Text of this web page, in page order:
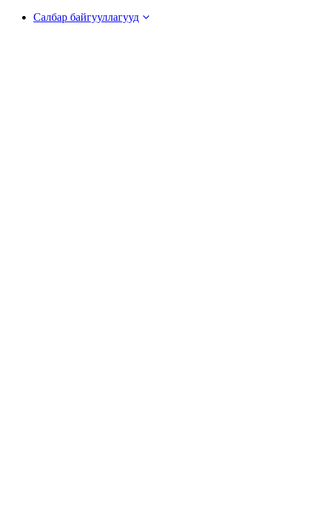
Салбар байгууллагууд